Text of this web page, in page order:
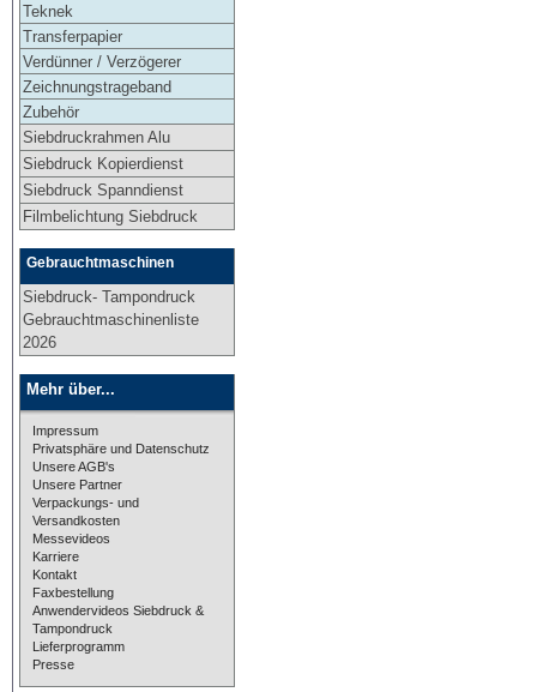
Teknek
Transferpapier
Verdünner / Verzögerer
Zeichnungstrageband
Zubehör
Siebdruckrahmen Alu
Siebdruck Kopierdienst
Siebdruck Spanndienst
Filmbelichtung Siebdruck
Gebrauchtmaschinen
Siebdruck- Tampondruck
Gebrauchtmaschinenliste
2026
Mehr über...
Impressum
Privatsphäre und Datenschutz
Unsere AGB's
Unsere Partner
Verpackungs- und
Versandkosten
Messevideos
Karriere
Kontakt
Faxbestellung
Anwendervideos Siebdruck &
Tampondruck
Lieferprogramm
Presse